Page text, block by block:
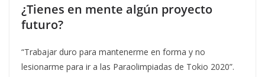
¿Tienes en mente algún proyecto
futuro?
“Trabajar duro para mantenerme en forma y no
lesionarme para ir a las Paraolimpiadas de Tokio 2020”.